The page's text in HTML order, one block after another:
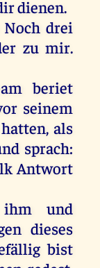
dienen.
Noch drei
zu mir.
beriet
seinem
hatten,als
sprach:
Antwort
ihm
und
dieses
bist